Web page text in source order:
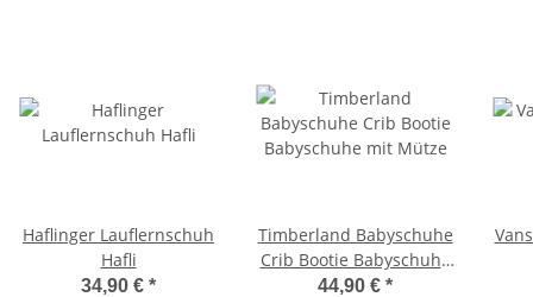
Haflinger Lauflernschuh
Hafli
34,90 € *
Timberland Babyschuhe
Crib Bootie Babyschuhe
mit Mütze
44,90 € *